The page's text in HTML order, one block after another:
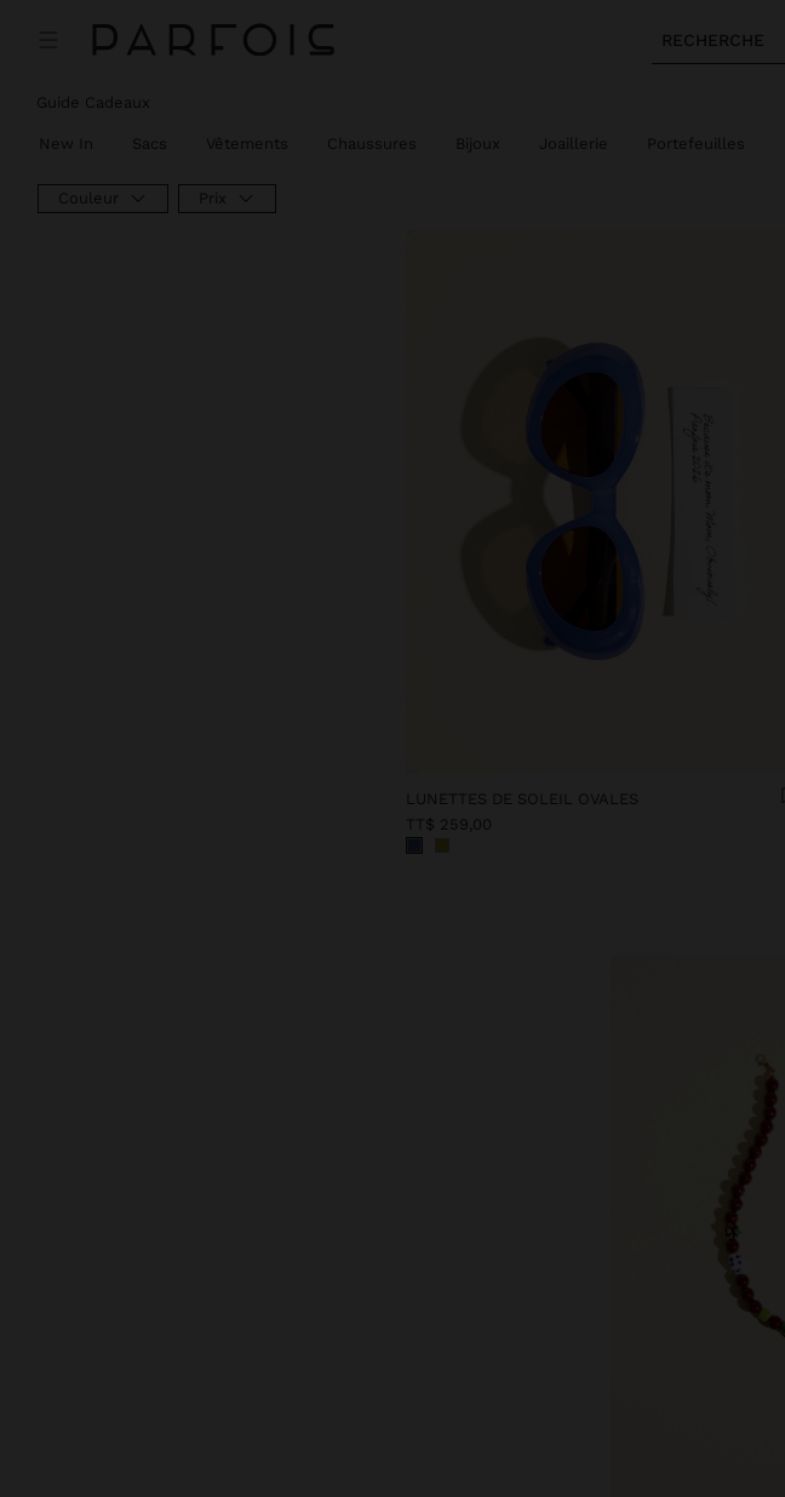
RECHERCHE
Guide Cadeaux
New In Sacs Vêtements Chaussures Bijoux Joaillerie Portefeuilles
Couleur Prix
LUNETTES DE SOLEIL OVALES
TT$ 259,00